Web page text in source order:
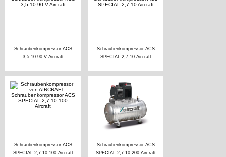
Schraubenkompressor ACS
3,5-10-90 V Aircraft
Schraubenkompressor ACS
SPECIAL 2,7-10 Aircraft
Schraubenkompressor ACS
SPECIAL 2,7-10-100 Aircraft
Schraubenkompressor ACS
SPECIAL 2,7-10-200 Aircraft